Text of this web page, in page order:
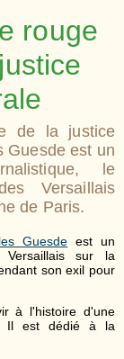
rouge
de la justice
Guesde est un
le
Versaillais
de Paris.
Guesde est un
Versaillais sur la
son exil pour
à l'histoire d'une
Il est dédié à la